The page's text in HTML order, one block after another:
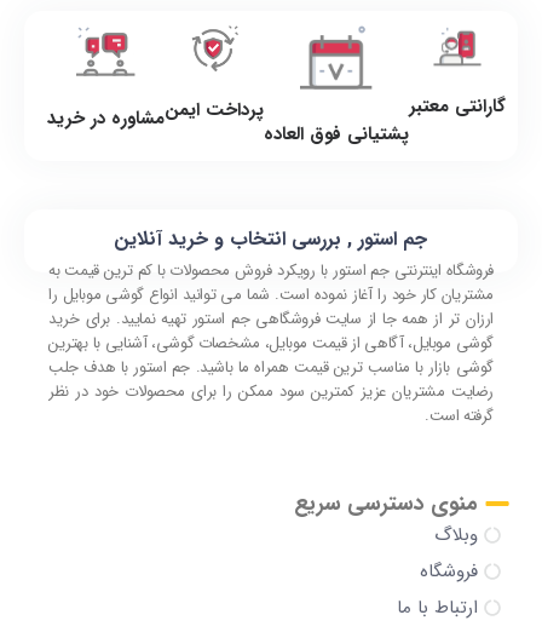
گارانتی معتبر
پشتیانی فوق العاده
پرداخت ایمنمشاوره در خرید
جم استور , بررسی انتخاب و خرید آنلاین
فروشگاه اینترنتی جم استور با رویکرد فروش محصولات با کم ترین قیمت به
مشتریان کار خود را آغاز نموده است. شما می توانید انواع گوشی موبایل را
ارزان تر از همه جا از سایت فروشگاهی جم استور تهیه نمایید. برای خرید
گوشی موبایل، آگاهی از قیمت موبایل، مشخصات گوشی، آشنایی با بهترین
گوشی بازار با مناسب ترین قیمت همراه ما باشید. جم استور با هدف جلب
رضایت مشتریان عزیز کمترین سود ممکن را برای محصولات خود در نظر
گرفته است.
منوی دسترسی سریع
وبلاگ
فروشگاه
ارتباط با ما